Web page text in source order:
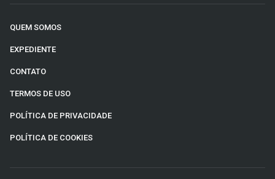
QUEM SOMOS
EXPEDIENTE
CONTATO
TERMOS DE USO
POLÍTICA DE PRIVACIDADE
POLÍTICA DE COOKIES